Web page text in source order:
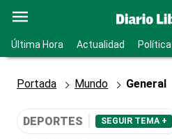
Última Hora Actualidad Política
Portada Mundo General
DEPORTES SEGUIR TEMA +